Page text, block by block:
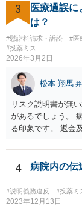
違法とは断じきれ
りません。 やめる
でしょう。
3
医療過誤
は？
#慰謝料請求・訴訟 #医
#投薬ミス
2026年3月2日
松本 翔馬
リスク説明書が無
があるでしょう。
る印象です。 返金
代理人として病院
身で内容証明を出
載した場合はそれ
討されるとよいで
4 病院内の伝
#説明義務違反 #投薬ミ
2023年12月13日